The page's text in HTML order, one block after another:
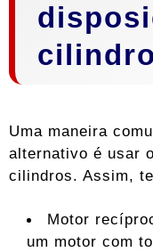
cilindro
Uma maneira
alternativo é usar
cilindros. Assim,
Motor
um motor com